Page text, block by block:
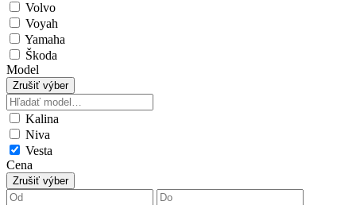
Volvo
Voyah
Yamaha
Škoda
Model
Zrušiť výber
Kalina
Niva
Vesta
Cena
Zrušiť výber